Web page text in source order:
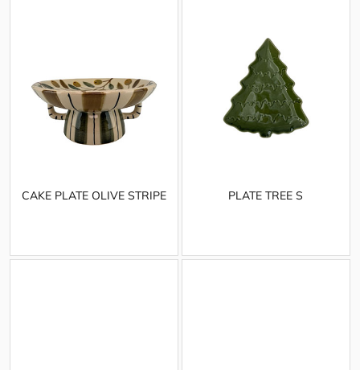
CAKE PLATE OLIVE STRIPE PLATE TREE S